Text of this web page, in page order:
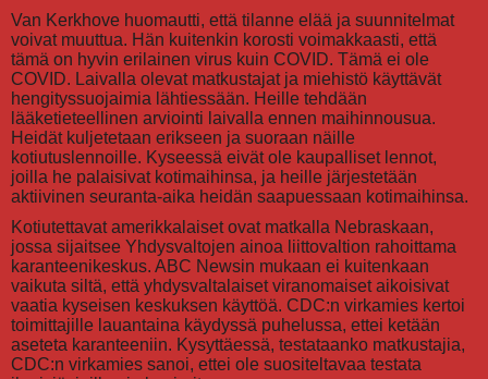
Van Kerkhove huomautti, että tilanne elää ja suunnitelmat
voivat muuttua. Hän kuitenkin korosti voimakkaasti, että
tämä on hyvin erilainen virus kuin COVID. Tämä ei ole
COVID. Laivalla olevat matkustajat ja miehistö käyttävät
hengityssuojaimia lähtiessään. Heille tehdään
lääketieteellinen arviointi laivalla ennen maihinnousua.
Heidät kuljetetaan erikseen ja suoraan näille
kotiutuslennoille. Kyseessä eivät ole kaupalliset lennot,
joilla he palaisivat kotimaihinsa, ja heille järjestetään
aktiivinen seuranta-aika heidän saapuessaan kotimaihinsa.
Kotiutettavat amerikkalaiset ovat matkalla Nebraskaan,
jossa sijaitsee Yhdysvaltojen ainoa liittovaltion rahoittama
karanteenikeskus. ABC Newsin mukaan ei kuitenkaan
vaikuta siltä, että yhdysvaltalaiset viranomaiset aikoisivat
vaatia kyseisen keskuksen käyttöä. CDC:n virkamies kertoi
toimittajille lauantaina käydyssä puhelussa, ettei ketään
aseteta karanteeniin. Kysyttäessä, testataanko matkustajia,
CDC:n virkamies sanoi, ettei ole suositeltavaa testata